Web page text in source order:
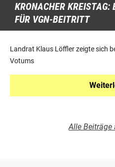
KRONACHER
FÜR VGN-BEITRITT
Landrat Klaus Löffler zeigte sich
Votums
Alle Beiträge